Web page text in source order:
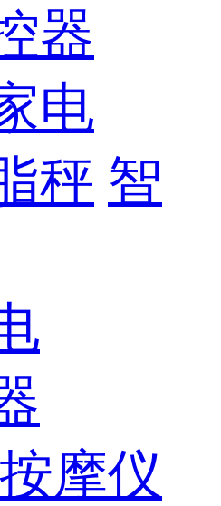
器
电
秤 智
按摩仪